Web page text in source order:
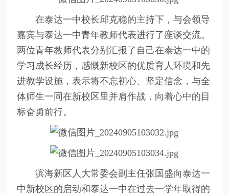
在泰达一中校长邱克稳的主持下，与会领导
嘉宾与泰达一中青年教师代表进行了座谈交流。
两位青年教师代表分别汇报了自己在泰达一中的
学习成长经历，感慨新校区的优质育人环境和先
进教学设施，表示将不忘初心、坚定信念，与全
体师生一同在新校区里并肩作战，向着心中的目
标奋勇前行。
滨海新区人大常委会副主任张国盛向泰达一
中新校区的启动和泰达一中在过去一学年取得的